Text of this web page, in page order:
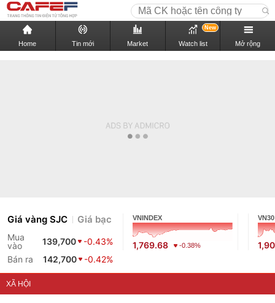
Home Tin mới Market Watch list
New
Mở rộng
Giá vàng SJC Giá bạc
Mua
vào
139,700
-0.43%
Bán ra
142,700 -0.42%
VNINDEX
1,769.68 -0.38%
VN30
XÃ HỘI